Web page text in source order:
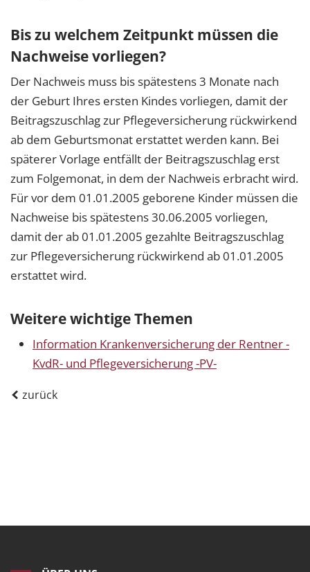
Bis zu welchem Zeitpunkt müssen die
Nachweise vorliegen?
Der Nachweis muss bis spätestens 3 Monate nach
der Geburt Ihres ersten Kindes vorliegen, damit der
Beitragszuschlag zur Pflegeversicherung rückwirkend
ab dem Geburtsmonat erstattet werden kann. Bei
späterer Vorlage entfällt der Beitragszuschlag erst
zum Folgemonat, in dem der Nachweis erbracht wird.
Für vor dem 01.01.2005 geborene Kinder müssen die
Nachweise bis spätestens 30.06.2005 vorliegen,
damit der ab 01.01.2005 gezahlte Beitragszuschlag
zur Pflegeversicherung rückwirkend ab 01.01.2005
erstattet wird.
Weitere wichtige Themen
Information Krankenversicherung der Rentner -
KvdR- und Pflegeversicherung -PV-
zurück